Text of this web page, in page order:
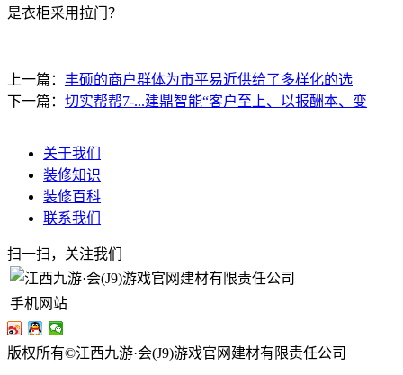
是衣柜采用拉门？
上一篇： 丰硕的商户群体为市平易近供给了多样化的选
下一篇： 切实帮帮7-...建鼎智能“客户至上、以报酬本、变
关于我们
装修知识
装修百科
联系我们
扫一扫，关注我们
手机网站
版权所有©江西九游·会(J9)游戏官网建材有限责任公司